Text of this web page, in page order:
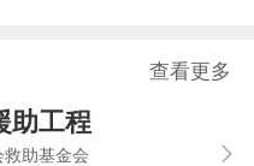
查看更多
助工程
助基金会